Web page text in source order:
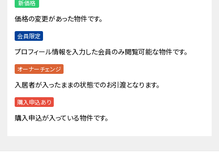
新価格
価格の変更があった物件です。
会員限定
プロフィール情報を入力した会員のみ閲覧可能な物件です。
オーナーチェンジ
入居者が入ったままの状態でのお引渡となります。
購入申込あり
購入申込が入っている物件です。